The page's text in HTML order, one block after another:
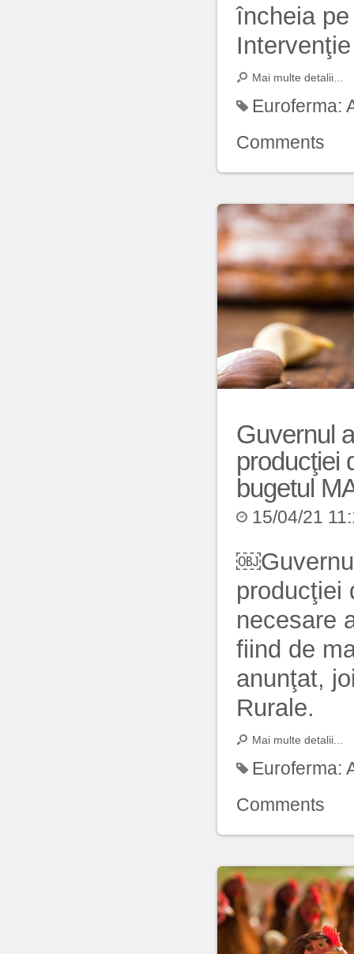
încheia
Mai multe detalii...
Euroferma:
Comments
Guvernul
producţiei
bugetul
15/04/21
￼
producţiei
necesare
fiind de
anunţat,
Rurale.
Mai multe detalii...
Euroferma:
Comments